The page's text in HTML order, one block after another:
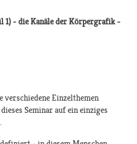
1) - die Kanäle der Körpergrafik -
verschiedene Einzelthemen
Seminar auf ein einziges